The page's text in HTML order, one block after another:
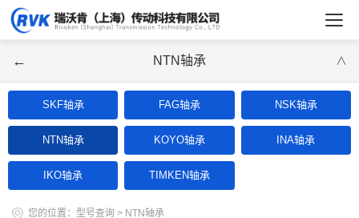
← NTN轴承 ∨
SKF轴承 FAG轴承 NSK轴承
NTN轴承 KOYO轴承 INA轴承
IKO轴承 TIMKEN轴承
您的位置： 型号查询 > NTN轴承